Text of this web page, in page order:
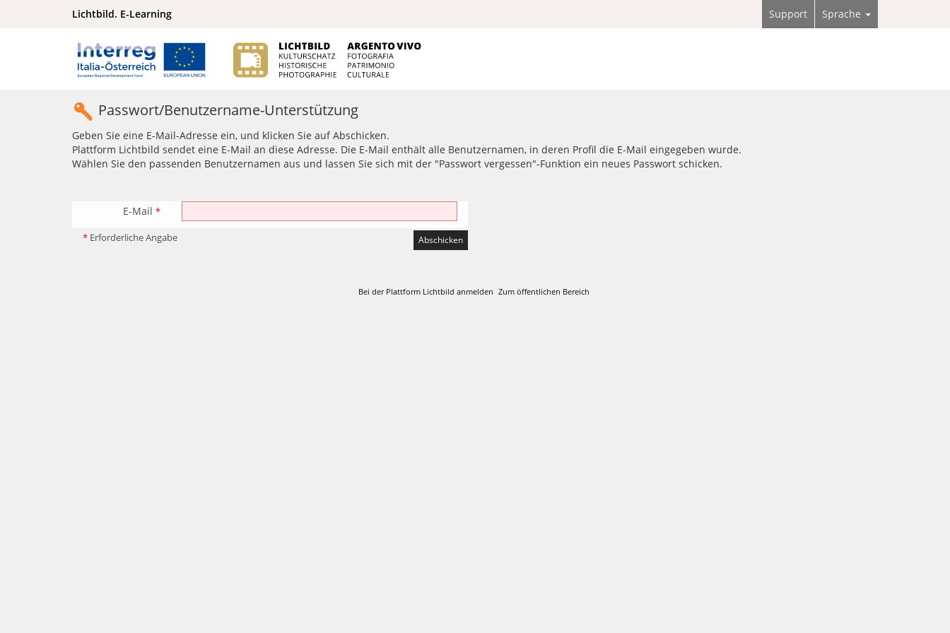
Lichtbild. E-Learning Support Sprache
Passwort/Benutzername-Unterstützung
Geben Sie eine E-Mail-Adresse ein, und klicken Sie auf Abschicken.
Plattform Lichtbild sendet eine E-Mail an diese Adresse. Die E-Mail enthält alle Benutzernamen, in deren Profil die E-Mail eingegeben wurde.
Wählen Sie den passenden Benutzernamen aus und lassen Sie sich mit der "Passwort vergessen"-Funktion ein neues Passwort schicken.
E-Mail *
* Erforderliche Angabe
Bei der Plattform Lichtbild anmelden Zum öffentlichen Bereich